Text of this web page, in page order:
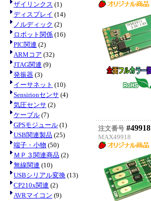
ザイリンクス (1)
ディスプレイ (14)
ノルディック (2)
ロボット関係 (16)
PIC関連 (2)
ARMコア (32)
JTAG関連 (9)
発振器 (3)
イーサネット (10)
Sensirionセンサ (4)
気圧センサ (2)
ケーブル (7)
GPSモジュール (1)
USB関連製品 (25)
端子・小物 (50)
ＭＰ３関連商品 (2)
無線関連 (10)
USBシリアル変換 (13)
CP210x関連 (2)
AVRマイコン (9)
注文番号 #49918
MAX49918